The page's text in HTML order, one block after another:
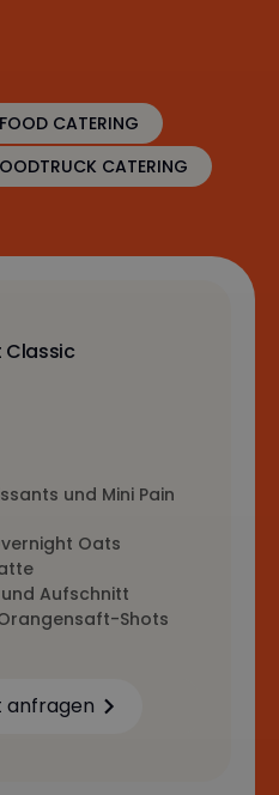
CATERING
CATERING
Classic
und Mini Pain
Oats
Aufschnitt
Shots
anfragen